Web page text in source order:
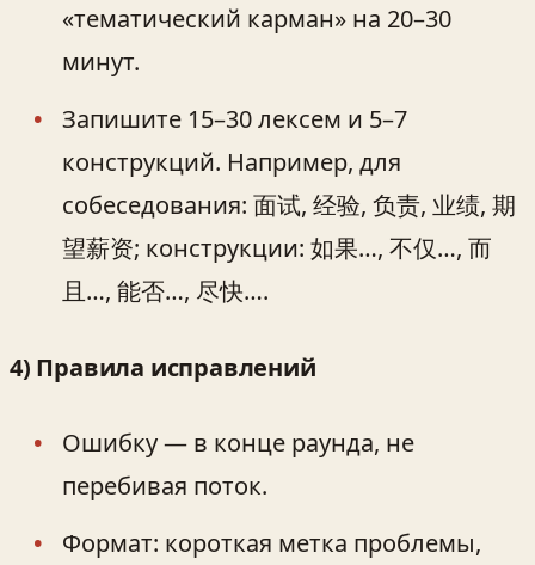
«тематический карман» на 20–30
минут.
Запишите 15–30 лексем и 5–7
конструкций. Например, для
собеседования: 面试, 经验, 负责, 业绩, 期
望薪资; конструкции: 如果…, 不仅…, 而
且…, 能否…, 尽快….
4) Правила исправлений
Ошибку — в конце раунда, не
перебивая поток.
Формат: короткая метка проблемы,